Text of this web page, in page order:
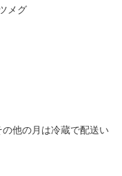
メグ
他の月は冷蔵で配送い